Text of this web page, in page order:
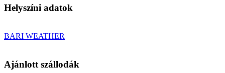
Helyszíni adatok
BARI WEATHER
Ajánlott szállodák